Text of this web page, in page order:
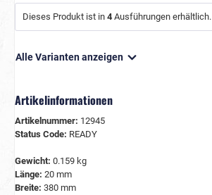
Dieses Produkt ist in 4Ausführungen erhältlich.
Alle Varianten anzeigen
Artikelinformationen
Artikelnummer: 12945
Status Code: READY
Gewicht: 0.159 kg
Länge: 20 mm
Breite: 380 mm